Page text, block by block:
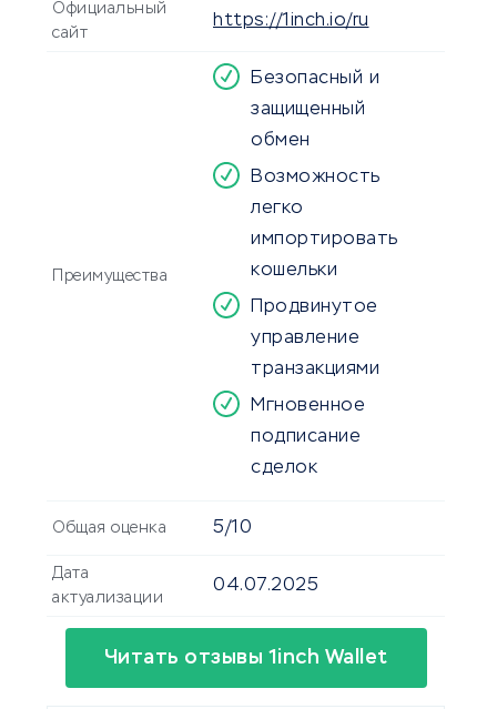
Официальный
сайт
https://1inch.io/ru
Преимущества
Безопасный и
защищенный
обмен
Возможность
легко
импортировать
кошельки
Продвинутое
управление
транзакциями
Мгновенное
подписание
сделок
Общая оценка 5/10
Дата
актуализации
04.07.2025
Читать отзывы 1inch Wallet